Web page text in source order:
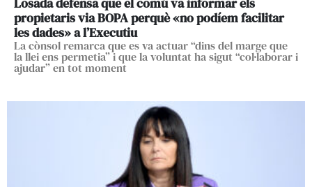
propietaris via BOPA perquè «no podíem facilitar
les dades» a l’Executiu
La cònsol remarca que es va actuar “dins del marge que
la llei ens permetia” i que la voluntat ha sigut “col·laborar i
ajudar” en tot moment